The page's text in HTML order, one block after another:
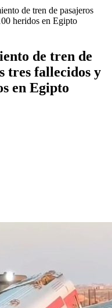
de tren de pasajeros
heridos en Egipto
de tren de
tres fallecidos y
en Egipto